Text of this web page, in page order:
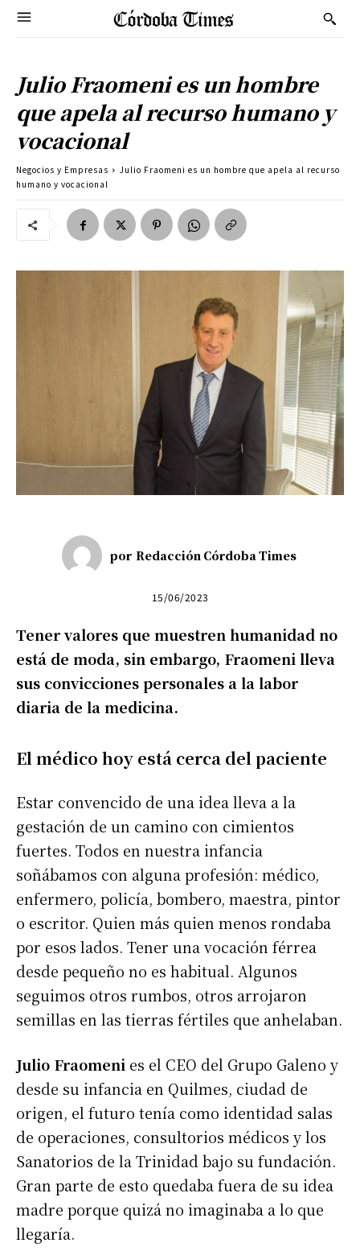
Julio Fraomeni es un hombre
que apela al recurso humano y
vocacional
Negocios y Empresas
Julio Fraomeni es un hombre que apela al recurso
humano y vocacional
por Redacción Córdoba Times
15/06/2023
Tener valores que muestren humanidad no
está de moda, sin embargo, Fraomeni lleva
sus convicciones personales a la labor
diaria de la medicina.
El médico hoy está cerca del paciente
Estar convencido de una idea lleva a la
gestación de un camino con cimientos
fuertes. Todos en nuestra infancia
soñábamos con alguna profesión: médico,
enfermero, policía, bombero, maestra, pintor
o escritor. Quien más quien menos rondaba
por esos lados. Tener una vocación férrea
desde pequeño no es habitual. Algunos
seguimos otros rumbos, otros arrojaron
semillas en las tierras fértiles que anhelaban.
Julio Fraomeni es el CEO del Grupo Galeno y
desde su infancia en Quilmes, ciudad de
origen, el futuro tenía como identidad salas
de operaciones, consultorios médicos y los
Sanatorios de la Trinidad bajo su fundación.
Gran parte de esto quedaba fuera de su idea
madre porque quizá no imaginaba a lo que
llegaría.